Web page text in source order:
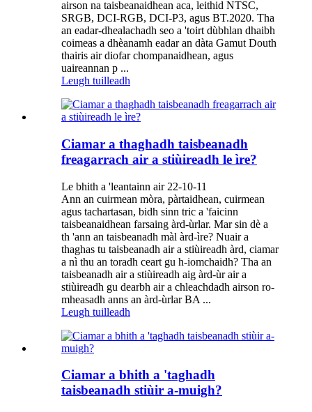
airson na taisbeanaidhean aca, leithid NTSC,
SRGB, DCI-RGB, DCI-P3, agus BT.2020. Tha
an eadar-dhealachadh seo a 'toirt dùbhlan dhaibh
coimeas a dhèanamh eadar an dàta Gamut Douth
thairis air diofar chompanaidhean, agus
uaireannan p ...
Leugh tuilleadh
Ciamar a thaghadh taisbeanadh
freagarrach air a stiùireadh le ìre?
Le bhith a 'leantainn air 22-10-11
Ann an cuirmean mòra, pàrtaidhean, cuirmean
agus tachartasan, bidh sinn tric a 'faicinn
taisbeanaidhean farsaing àrd-ùrlar. Mar sin dè a
th 'ann an taisbeanadh màl àrd-ìre? Nuair a
thaghas tu taisbeanadh air a stiùireadh àrd, ciamar
a nì thu an toradh ceart gu h-iomchaidh? Tha an
taisbeanadh air a stiùireadh aig àrd-ùr air a
stiùireadh gu dearbh air a chleachdadh airson ro-
mheasadh anns an àrd-ùrlar BA ...
Leugh tuilleadh
Ciamar a bhith a 'taghadh
taisbeanadh stiùir a-muigh?